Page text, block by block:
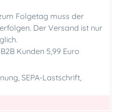
Folgetag muss der
Der Versand ist nur
Kunden 5,99 Euro
SEPA-Lastschrift,